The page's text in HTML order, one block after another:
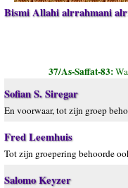
Bismi Allahi alrrahmani
37/As-Saffat-83:
Sofian S. Siregar
En voorwaar, tot zijn groep
Fred Leemhuis
Tot zijn groepering behoorde
Salomo Keyzer